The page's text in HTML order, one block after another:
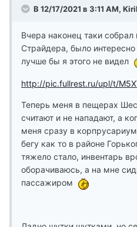
В 12/17/2021 в 3:11 AM,
Вчера наконец таки собрал
Страйдера, было
лучше бы я этого не видел
http://pic.fullrest.ru/upl/t/
Теперь меня в пещерах
считают и не нападают, а
меня сразу в
бегу как то в районе
тяжело стало, инвентарь
оборачиваюсь, а на мне
пассажиром